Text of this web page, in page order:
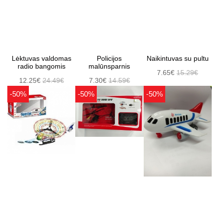
Lėktuvas valdomas
radio bangomis
12.25€24.49€
Policijos
malūnsparnis
7.30€ 14.59€
Naikintuvas su pultu
7.65€15.29€
-50% -50% -50%